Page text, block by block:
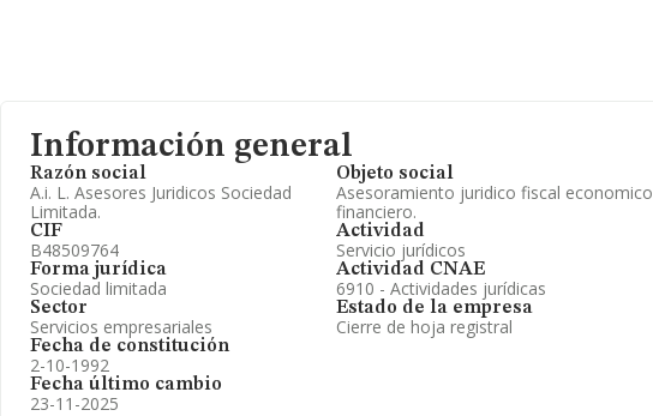
Información general
Razón social
A.i. L. Asesores Juridicos Sociedad
Limitada.
CIF
B48509764
Forma jurídica
Sociedad limitada
Sector
Servicios empresariales
Fecha de constitución
2-10-1992
Fecha último cambio
23-11-2025
Objeto social
Asesoramiento juridico fiscal economico
financiero.
Actividad
Servicio jurídicos
Actividad CNAE
6910 - Actividades jurídicas
Estado de la empresa
Cierre de hoja registral